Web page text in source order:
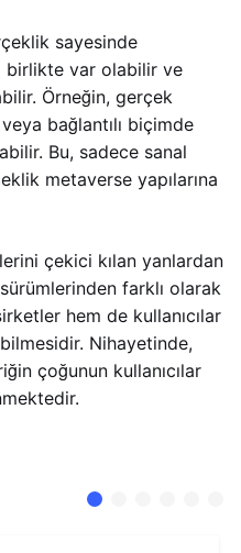
sayesinde
birlikte var olabilir ve
Örneğin, gerçek
bağlantılı biçimde
Bu, sadece sanal
metaverse yapılarına
çekici kılan yanlardan
farklı olarak
hem de kullanıcılar
Nihayetinde,
çoğunun kullanıcılar